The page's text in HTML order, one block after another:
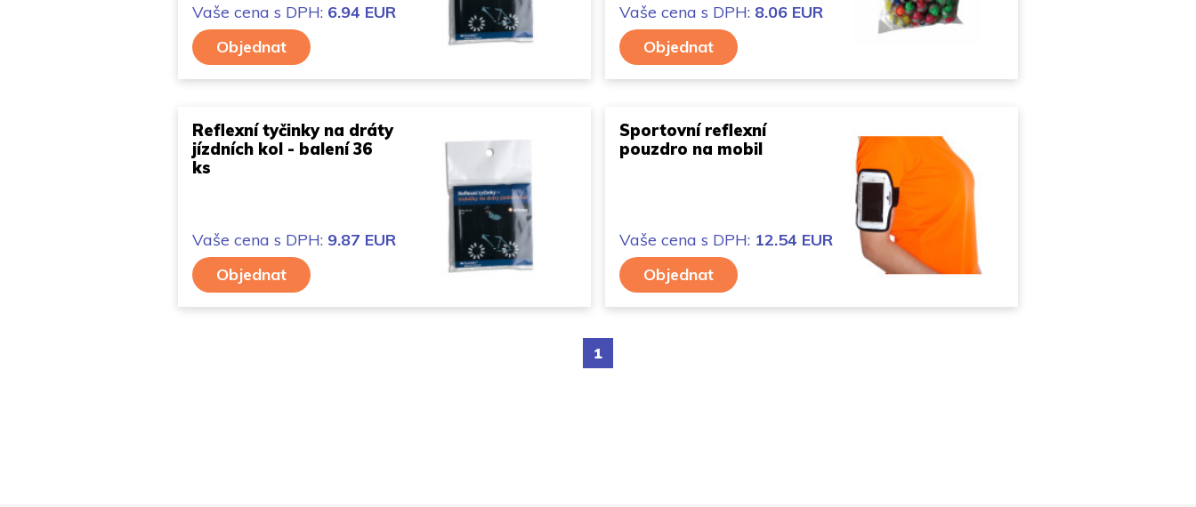
Vaše cena s DPH: 6.94 EUR
Objednat
Vaše cena s DPH: 8.06 EUR
Objednat
Reflexní tyčinky na dráty
jízdních kol - balení 36
ks
Vaše cena s DPH: 9.87 EUR
Objednat
Sportovní reflexní
pouzdro na mobil
Vaše cena s DPH: 12.54 EUR
Objednat
1